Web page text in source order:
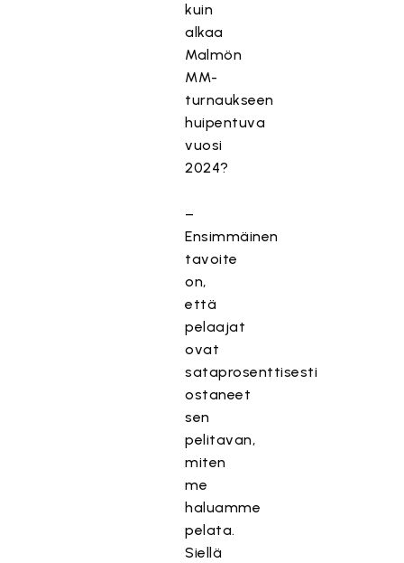
kuin
alkaa
Malmön
MM-
turnaukseen
huipentuva
vuosi
2024?
–
Ensimmäinen
tavoite
on,
että
pelaajat
ovat
sataprosenttisesti
ostaneet
sen
pelitavan,
miten
me
haluamme
pelata.
Siellä